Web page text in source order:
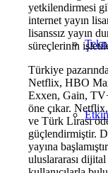
yetkilendirmesi
internet yayın
lisanssız yayın
süreçlerinin
Türkiye
Netflix, HBO
Exxen, Gain,
öne çıkar.
ve Türk Lirası
güçlendirmiştir.
yayına
uluslararası